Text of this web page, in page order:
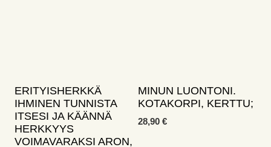
ERITYISHERKKÄ
IHMINEN TUNNISTA
ITSESI JA KÄÄNNÄ
HERKKYYS
VOIMAVARAKSI ARON,
MINUN LUONTONI.
KOTAKORPI, KERTTU;
28,90 €